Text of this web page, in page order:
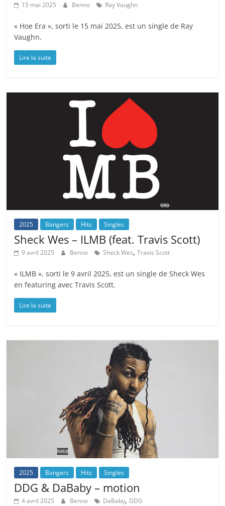
15 mai 2025 Benno Ray Vaughn
« Hoe Era », sorti le 15 mai 2025, est un single de Ray
Vaughn.
Lire la suite
2025 Bangers Hits Singles
Sheck Wes – ILMB (feat. Travis Scott)
9 avril 2025 Benno Sheck Wes,Travis Scott
« ILMB », sorti le 9 avril 2025, est un single de Sheck Wes
en featuring avec Travis Scott.
Lire la suite
2025 Bangers Hits Singles
DDG & DaBaby – motion
4 avril 2025 Benno DaBaby, DDG